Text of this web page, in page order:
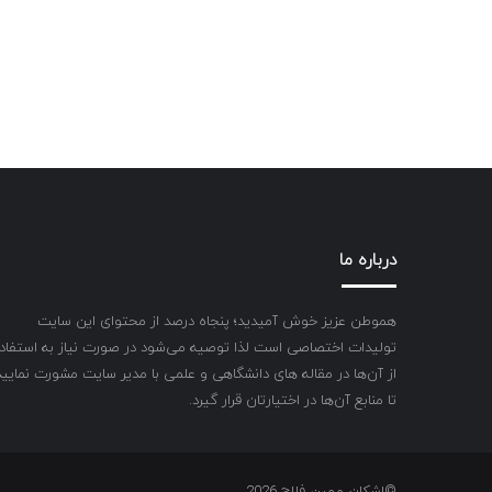
درباره ما
هموطن عزیز خوش آمیدید؛ پنجاه درصد از محتوای این سایت
تولیدات اختصاصی است لذا توصیه می‌شود در صورت نیاز به
از آن‌ها در مقاله های دانشگاهی و علمی با مدیر سایت مشورت
تا منابع آن‌ها در اختیارتان قرار گیرد.